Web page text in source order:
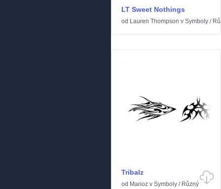
LT Sweet Nothings
od Lauren Thompson v Symboly /
Tribalz
od Marioz v Symboly / Různý